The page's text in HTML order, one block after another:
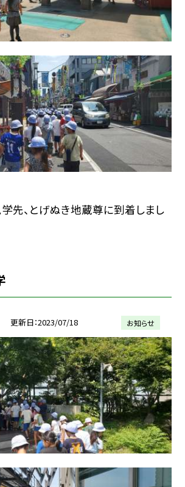
先、とげぬき地蔵尊に到着しまし
更新日 2023/07/18 お知らせ